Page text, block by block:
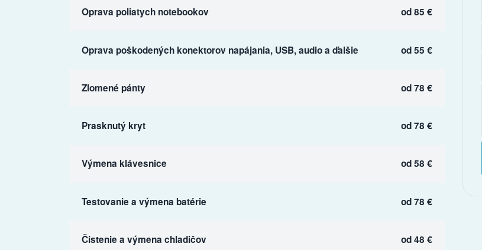
Oprava poliatych notebookov od 85 €
Oprava poškodených konektorov napájania, USB, audio a ďalšie od 55 €
Zlomené pánty od 78 €
Prasknutý kryt od 78 €
Výmena klávesnice od 58 €
Testovanie a výmena batérie od 78 €
Čistenie a výmena chladičov od 48 €